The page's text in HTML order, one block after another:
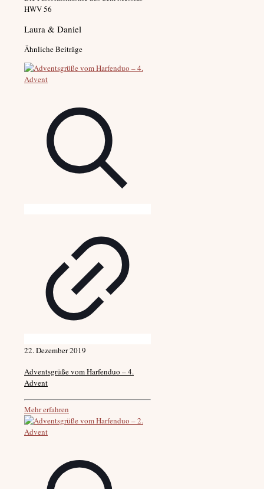
HWV 56
Laura & Daniel
Ähnliche Beiträge
22. Dezember 2019
Adventsgrüße vom Harfenduo – 4.
Advent
Mehr erfahren